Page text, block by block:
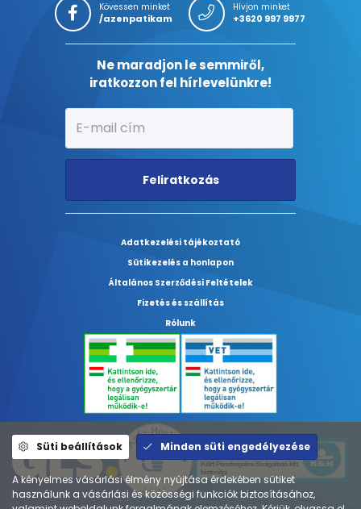
Kövessen minket
/azenpatikam
Hívjon minket
+3620 997 9977
Ne maradjon le semmiről,
iratkozzon fel hírlevelünkre!
Feliratkozás
Adatkezelési tájékoztató
Sütikezelés a honlapon
Általános Szerződési Feltételek
Fizetés és szállítás
Rólunk
Süti beállítások Minden süti engedélyezése
A kényelmes vásárlási élmény nyújtása érdekében sütiket
használunk a vásárlási és közösségi funkciók biztosításához,